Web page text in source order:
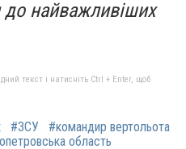
до найважливіших
текст і натисніть Ctrl + Enter, щоб
#ЗСУ
#командир вертольота
область